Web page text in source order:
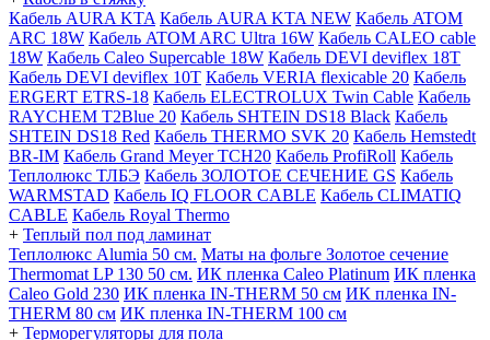
Кабель AURA KTA Кабель AURA KTA NEW Кабель ATOM
ARC 18W Кабель ATOM ARC Ultra 16W Кабель CALEO cable
18W Кабель Caleo Supercable 18W Кабель DEVI deviflex 18T
Кабель DEVI deviflex 10T Кабель VERIA flexicable 20 Кабель
ERGERT ETRS-18 Кабель ELECTROLUX Twin Cable Кабель
RAYCHEM T2Blue 20 Кабель SHTEIN DS18 Black Кабель
SHTEIN DS18 Red Кабель THERMO SVK 20 Кабель Hemstedt
BR-IM Кабель Grand Meyer TCH20 Кабель ProfiRoll Кабель
Теплолюкс ТЛБЭ Кабель ЗОЛОТОЕ СЕЧЕНИЕ GS Кабель
WARMSTAD Кабель IQ FLOOR CABLE Кабель CLIMATIQ
CABLE Кабель Royal Thermo
+ Теплый пол под ламинат
Теплолюкс Alumia 50 см. Маты на фольге Золотое сечение
Thermomat LP 130 50 cм. ИК пленка Caleo Platinum ИК пленка
Caleo Gold 230 ИК пленка IN-THERM 50 см ИК пленка IN-
THERM 80 см ИК пленка IN-THERM 100 см
+ Терморегуляторы для пола